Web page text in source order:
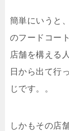
簡単にいうと
のフードコー
店舗を構える
日から出て行
じです。。
しかもその店